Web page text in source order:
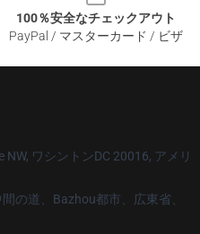
100％安全なチェックアウト
PayPal / マスターカード / ビザ
NW, ワシントンDC 20016, アメリ
の道、Bazhou都市、広東省、